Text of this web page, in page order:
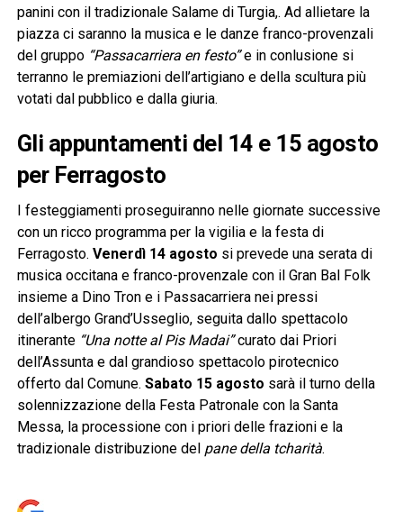
panini con il tradizionale Salame di Turgia,. Ad allietare la
piazza ci saranno la musica e le danze franco-provenzali
del gruppo “Passacarriera en festo”e in conlusione si
terranno le premiazioni dell’artigiano e della scultura più
votati dal pubblico e dalla giuria.
Gli appuntamenti del 14 e 15 agosto
per Ferragosto
I festeggiamenti proseguiranno nelle giornate successive
con un ricco programma per la vigilia e la festa di
Ferragosto. Venerdì 14 agosto si prevede una serata di
musica occitana e franco-provenzale con il Gran Bal Folk
insieme a Dino Tron e i Passacarriera nei pressi
dell’albergo Grand’Usseglio, seguita dallo spettacolo
itinerante “Una notte al Pis Madai”curato dai Priori
dell’Assunta e dal grandioso spettacolo pirotecnico
offerto dal Comune. Sabato 15 agosto sarà il turno della
solennizzazione della Festa Patronale con la Santa
Messa, la processione con i priori delle frazioni e la
tradizionale distribuzione del pane della tcharità.